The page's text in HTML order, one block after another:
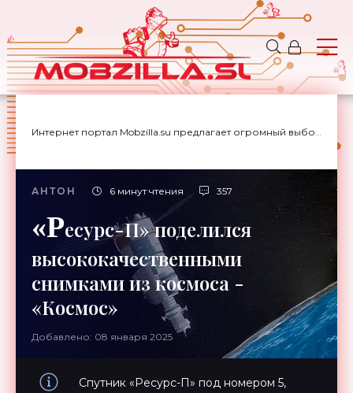
Интернет портал Mobzilla.su предлагает огромный выбор новостей с доставкой на дом.
АНТОН 6 минут чтения 357
«Ресурс-П» поделился
высококачественными
снимками из космоса -
«Космос»
Добавлено: 08 января 2025
Спутник «Ресурс-П» под номером 5,